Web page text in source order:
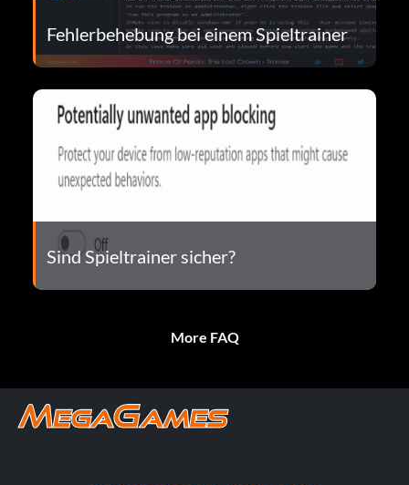
Fehlerbehebung bei einem Spieltrainer
Sind Spieltrainer sicher?
More FAQ